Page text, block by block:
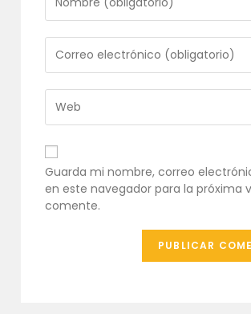
tu
nombre
o
nombre
de
usuario
para
comentar
tu
dirección
de
correo
electrónico
para
comentar
URL
de
tu
web
(opcional)
Guarda mi nombre, correo
en este navegador para la próxima
comente.